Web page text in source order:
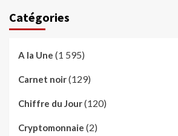
Catégories
A la Une (1 595)
Carnet noir(129)
Chiffre du Jour(120)
Cryptomonnaie (2)